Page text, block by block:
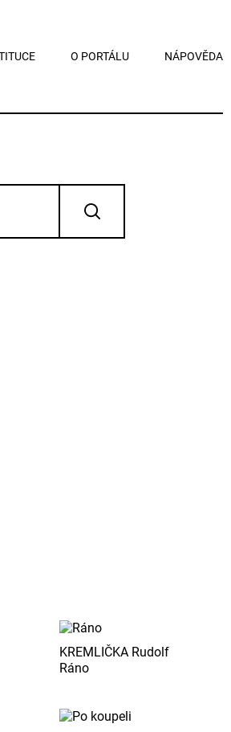
O PORTÁLU NÁPOVĚDA
KREMLIČKA Rudolf
Ráno